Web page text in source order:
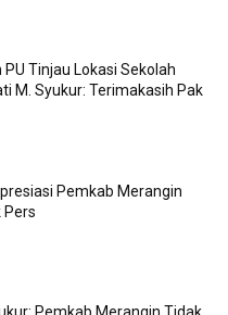
Tinjau Lokasi Sekolah
M. Syukur: Terimakasih Pak
Pemkab Merangin
Pers